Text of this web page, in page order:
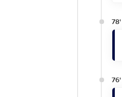
78'
76'